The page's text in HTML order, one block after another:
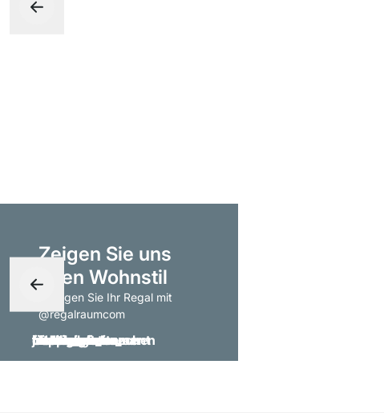
Zeigen Sie uns
Ihren Wohnstil
- taggen Sie Ihr Regal mit
@regalraumcom